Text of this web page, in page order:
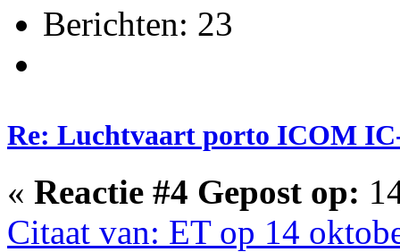
Berichten: 23
Re: Luchtvaart porto ICOM
« Reactie #4 Gepost op:
Citaat van: ET op 14